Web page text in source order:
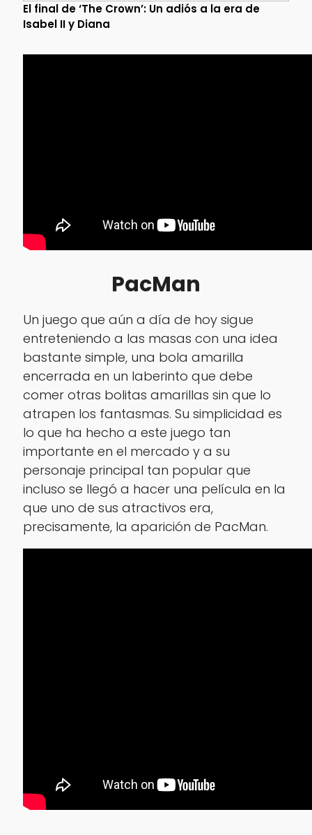
El final de ‘The Crown’: Un adiós a la era de
Isabel II y Diana
PacMan
Un juego que aún a día de hoy sigue
entreteniendo a las masas con una idea
bastante simple, una bola amarilla
encerrada en un laberinto que debe
comer otras bolitas amarillas sin que lo
atrapen los fantasmas. Su simplicidad es
lo que ha hecho a este juego tan
importante en el mercado y a su
personaje principal tan popular que
incluso se llegó a hacer una película en la
que uno de sus atractivos era,
precisamente, la aparición de PacMan.